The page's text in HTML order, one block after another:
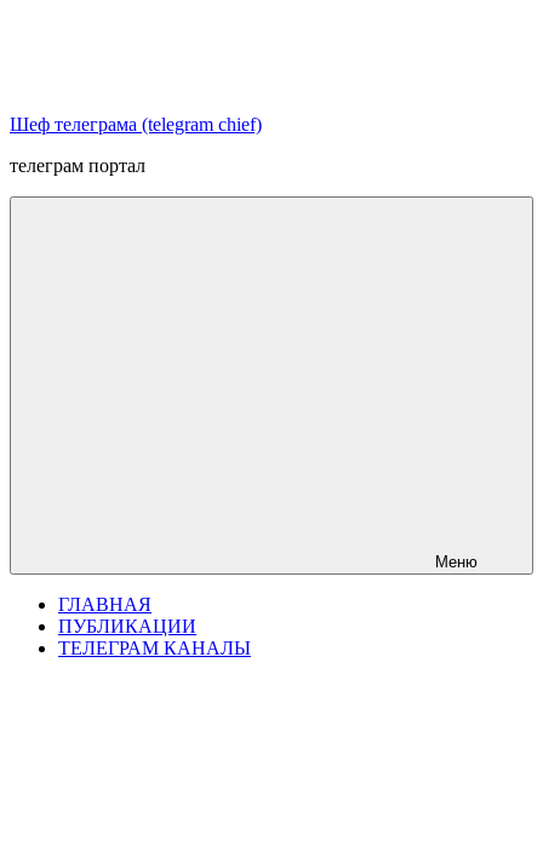
Шеф телеграма (telegram chief)
телеграм портал
Меню
ГЛАВНАЯ
ПУБЛИКАЦИИ
ТЕЛЕГРАМ КАНАЛЫ